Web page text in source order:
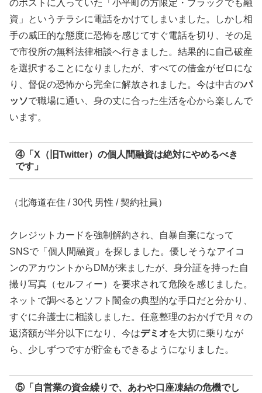
のポストに入っていた「小平町の方限定・ブラックでも融
資」というチラシに電話をかけてしまいました。しかし相
手の威圧的な態度に恐怖を感じてすぐ電話を切り、その足
で市役所の無料法律相談へ行きました。結果的に自己破産
を選択することになりましたが、すべての借金がゼロにな
り、督促の恐怖から完全に解放されました。今は中古のパ
ッソで職場に通い、身の丈に合った生活を心から楽しんで
います。
④「X（旧Twitter）の個人間融資は絶対にやめるべき
です」
（北海道在住 / 30代 男性 / 契約社員）
クレジットカードを強制解約され、自暴自棄になって
SNSで「個人間融資」を探しました。優しそうなアイコ
ンのアカウントからDMが来ましたが、身分証を持った自
撮り写真（セルフィー）を要求されて危険を感じました。
ネットで調べるとソフト闇金の典型的な手口だと分かり、
すぐに弁護士に相談しました。任意整理のおかげで月々の
返済額が半分以下になり、今はデミオを大切に乗りなが
ら、少しずつですが貯金もできるようになりました。
⑤「自営業の資金繰りで、あわや口座凍結の危機でし